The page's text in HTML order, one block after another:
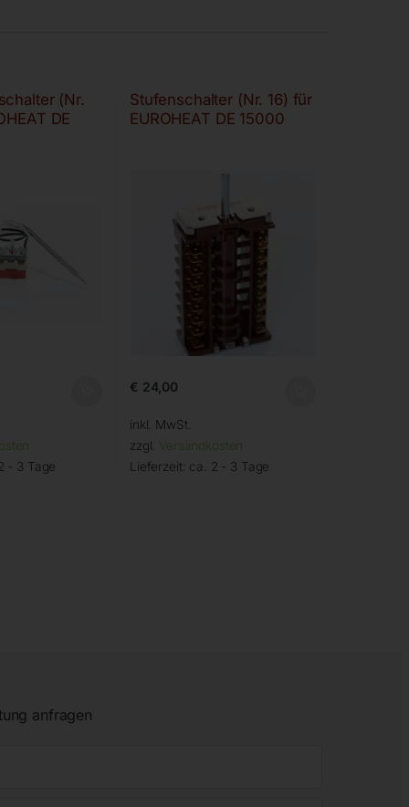
(Nr.
DE
- 3 Tage
Stufenschalter (Nr. 16) für
EUROHEAT DE 15000
€ 24,00
inkl. MwSt.
zzgl. Versandkosten
Lieferzeit: ca. 2 - 3 Tage
anfragen